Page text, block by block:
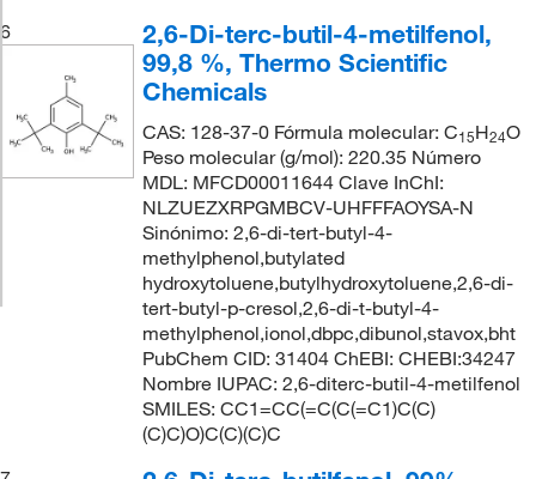
6
2,6-Di-terc-butil-4-metilfenol,
99,8 %, Thermo Scientific
Chemicals
CAS: 128-37-0 Fórmula molecular: C15H24O
Peso molecular (g/mol): 220.35 Número
MDL: MFCD00011644 Clave InChI:
NLZUEZXRPGMBCV-UHFFFAOYSA-N
Sinónimo: 2,6-di-tert-butyl-4-
methylphenol,butylated
hydroxytoluene,butylhydroxytoluene,2,6-di-
tert-butyl-p-cresol,2,6-di-t-butyl-4-
methylphenol,ionol,dbpc,dibunol,stavox,bht
PubChem CID: 31404 ChEBI: CHEBI:34247
Nombre IUPAC: 2,6-diterc-butil-4-metilfenol
SMILES: CC1=CC(=C(C(=C1)C(C)
(C)C)O)C(C)(C)C